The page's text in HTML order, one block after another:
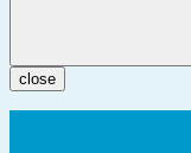
close